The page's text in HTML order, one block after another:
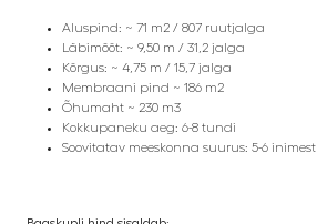
Aluspind: ~ 71 m2 / 807 ruutjalga
Läbimõõt: ~ 9,50 m / 31,2 jalga
Kõrgus: ~ 4,75 m / 15,7 jalga
Membraani pind ~ 186 m2
Õhumaht ~ 230 m3
Kokkupaneku aeg: 6-8 tundi
Soovitatav meeskonna suurus: 5-6 inimest